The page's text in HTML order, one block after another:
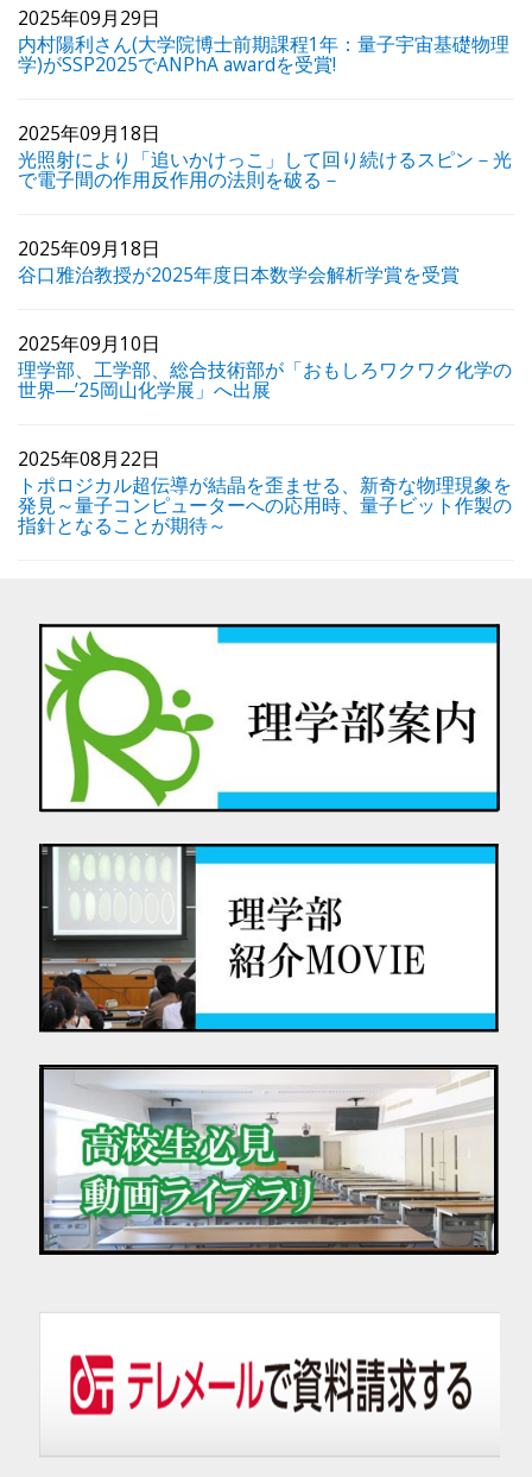
2025年09月29日
内村陽利さん(大学院博士前期課程1年：量子宇宙基礎物理
学)がSSP2025でANPhA awardを受賞!
2025年09月18日
光照射により「追いかけっこ」して回り続けるスピン－光
で電子間の作用反作用の法則を破る－
2025年09月18日
谷口雅治教授が2025年度日本数学会解析学賞を受賞
2025年09月10日
理学部、工学部、総合技術部が「おもしろワクワク化学の
世界―’25岡山化学展」へ出展
2025年08月22日
トポロジカル超伝導が結晶を歪ませる、新奇な物理現象を
発見～量子コンピューターへの応用時、量子ビット作製の
指針となることが期待～